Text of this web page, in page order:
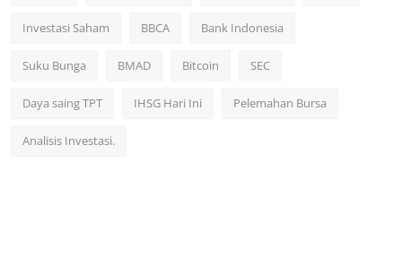
Investasi Saham BBCA Bank Indonesia
Suku Bunga BMAD Bitcoin SEC
Daya saing TPT IHSG Hari Ini Pelemahan Bursa
Analisis Investasi.